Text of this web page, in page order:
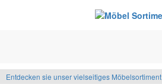
Entdecken sie unser vielseitiges Möbelsortiment